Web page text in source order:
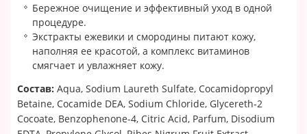
Бережное очищение и эффективный уход в одной
процедуре.
Экстракты ежевики и смородины питают кожу,
наполняя ее красотой, а комплекс витаминов
смягчает и увлажняет кожу.
Состав: Aqua, Sodium Laureth Sulfate, Cocamidopropyl
Betaine, Cocamide DEA, Sodium Chloride, Glycereth-2
Cocoate, Benzophenone-4, Citric Acid, Parfum, Disodium